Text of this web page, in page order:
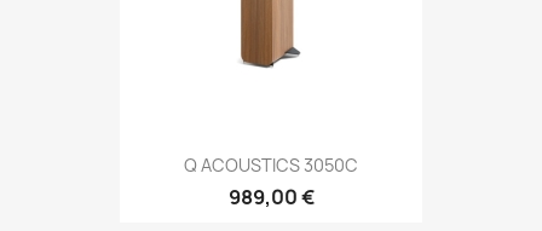
Q ACOUSTICS 3050C
989,00 €